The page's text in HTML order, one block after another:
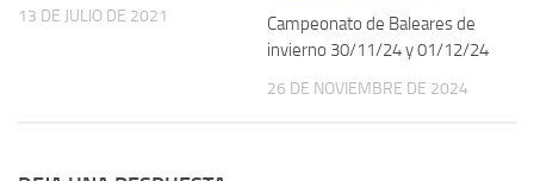
13 DE JULIO DE 2021
Campeonato de Baleares de
invierno 30/11/24 y 01/12/24
26 DE NOVIEMBRE DE 2024